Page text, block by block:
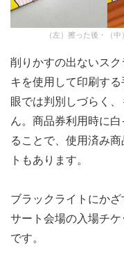
（左）擦った後・（
削りかすの出ないス
キを使用して印刷す
眼では判別しづらく
ん。商品券利用時に
ることで、使用済み
トもあります。
ブラックライトにか
サート会場の入場チ
です。